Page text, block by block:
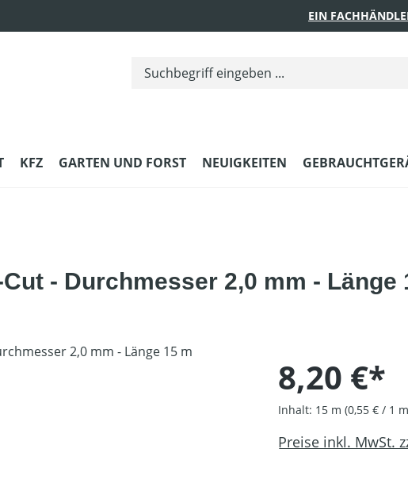
EIN
KFZ GARTEN UND FORST NEUIGKEITEN
- Durchmesser 2,0 mm - Länge
8,20 €*
Inhalt: 15 m (0,55 € / 1
Preise inkl. MwSt.